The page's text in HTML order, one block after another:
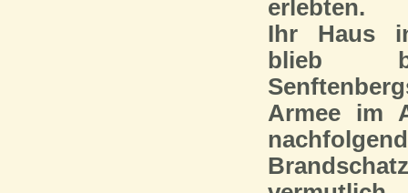
erlebten.
Ihr Haus
blieb
Armee im